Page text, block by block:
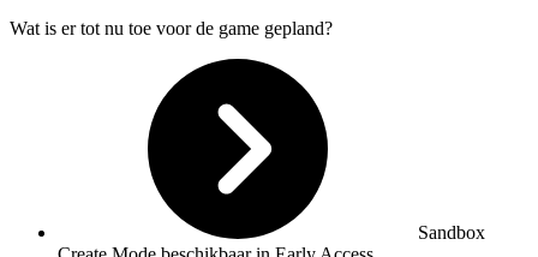
Wat is er tot nu toe voor de game gepland?
Sandbox